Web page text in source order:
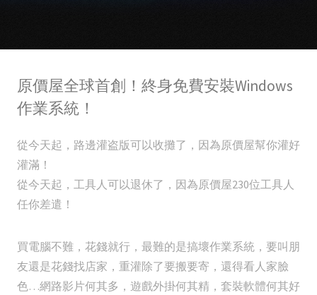
原價屋全球首創！終身免費安裝Windows
作業系統！
從今天起，路邊灌盗版可以收攤了，因為原價屋幫你灌好
灌滿！
從今天起，工具人可以退休了，因為原價屋230位工具人
任你差遣！
買電腦不難，花錢就行，最難的是搞壞作業系統，要叫朋
友還是花錢找店家，重灌除了要搬要寄，還得看人家臉
色…網路影片何其多，遊戲外掛何其精，套裝軟體何其好